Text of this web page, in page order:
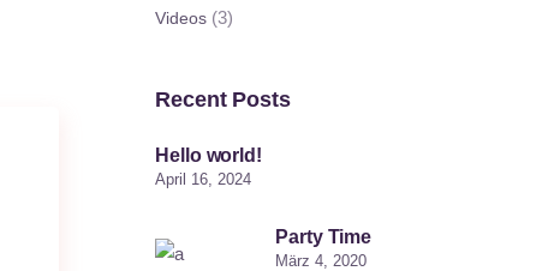
Videos (3)
Recent Posts
Hello world!
April 16, 2024
Party Time
März 4, 2020